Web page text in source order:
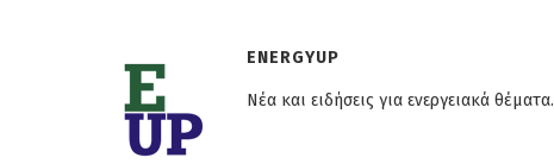
ENERGYUP
Νέα και ειδήσεις για ενεργειακά θέματα.